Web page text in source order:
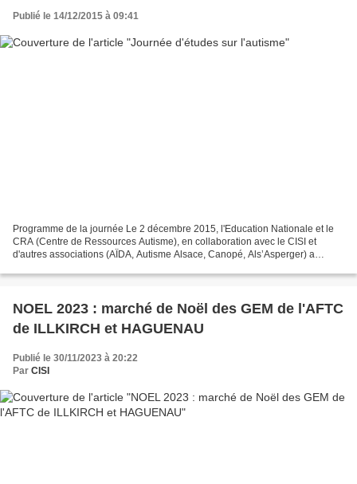
Publié le 14/12/2015 à 09:41
Programme de la journée Le 2 décembre 2015, l'Education Nationale et le
CRA (Centre de Ressources Autisme), en collaboration avec le CISI et
d'autres associations (AÏDA, Autisme Alsace, Canopé, Als’Asperger) a
NOEL 2023 : marché de Noël des GEM de l'AFTC
de ILLKIRCH et HAGUENAU
Publié le 30/11/2023 à 20:22
Par CISI